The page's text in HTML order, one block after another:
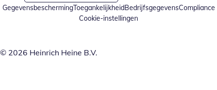
GegevensbeschermingToegankelijkheidBedrijfsgegevensCompliance
Cookie-instellingen
© 2026 Heinrich Heine B.V.